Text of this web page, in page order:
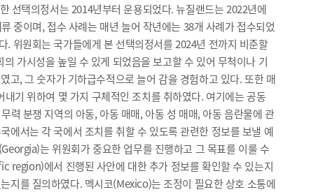
선택의정서는 2014년부터 운용되었다. 뉴질랜드는 2022년에
중이며, 접수 사례는 매년 늘어 작년에는 38개 사례가 접수되었
위원회는 국가들에게 본 선택의정서를 2024년 전까지 비준할
가시성을 높일 수 있게 되었음을 보고할 수 있어 무척이나 기
고, 그 숫자가 기하급수적으로 늘어 감을 경험하고 있다. 또한 매
기 위하여 몇 가지 구체적인 조치를 취하였다. 여기에는 공동
력 분쟁 지역의 아동, 아동 매매, 아동 성 매매, 아동 음란물에 관
에서는 각 국에서 조치를 취할 수 있도록 관련한 정보를 보낼 예
는 위원회가 중요한 업무를 진행하고 그 목표를 이룰 수
region)에서 진행된 사안에 대한 추가 정보를 확인할 수 있는지
지를 질의하였다. 멕시코(Mexico)는 조정이 필요한 상호 소통에